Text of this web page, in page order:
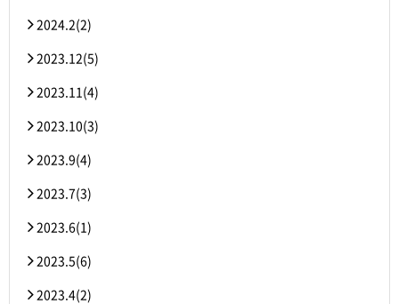
2024.2(2)
2023.12(5)
2023.11(4)
2023.10(3)
2023.9(4)
2023.7(3)
2023.6(1)
2023.5(6)
2023.4(2)